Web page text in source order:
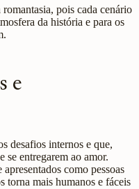
pois cada cenário
da história e para os
e
desafios internos e que,
se entregarem ao amor.
como pessoas
torna mais humanos e fáceis